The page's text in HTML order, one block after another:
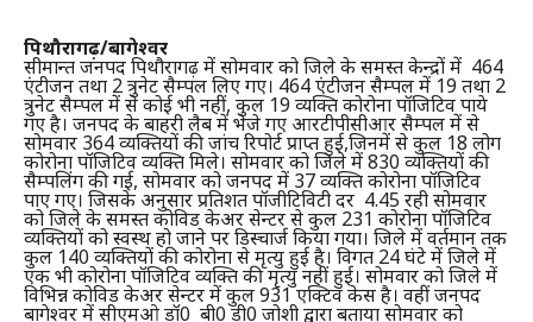
पिथौरागढ़/बागेश्वर
सीमान्त जनपद पिथौरागढ़ में सोमवार को जिले के समस्त केन्द्रों में 464
एंटीजन तथा 2 त्रुनेट सैम्पल लिए गए। 464 एंटीजन सैम्पल में 19 तथा 2
त्रुनेट सैम्पल में से कोई भी नहीं, कुल 19 व्यक्ति कोरोना पॉजिटिव पाये
गए है। जनपद के बाहरी लैब में भेजे गए आरटीपीसीआर सैम्पल में से
सोमवार 364 व्यक्तियों की जांच रिपोर्ट प्राप्त हुई,जिनमें से कुल 18 लोग
कोरोना पॉजिटिव व्यक्ति मिले। सोमवार को जिले में 830 व्यक्तियों की
सैम्पलिंग की गई, सोमवार को जनपद में 37 व्यक्ति कोरोना पॉजिटिव
पाए गए। जिसके अनुसार प्रतिशत पॉजीटिविटी दर 4.45 रही सोमवार
को जिले के समस्त कोविड केअर सेन्टर से कुल 231 कोरोना पॉजिटिव
व्यक्तियों को स्वस्थ हो जाने पर डिस्चार्ज किया गया। जिले में वर्तमान तक
कुल 140 व्यक्तियों की कोरोना से मृत्यु हुई है। विगत 24 घंटे में जिले में
एक भी कोरोना पॉजिटिव व्यक्ति की मृत्यु नहीं हुई। सोमवार को जिले में
विभिन्न कोविड केअर सेन्टर में कुल 931 एक्टिव केस है। वहीं जनपद
बागेश्वर में सीएमओ डॉ0 बी0 डी0 जोशी द्वारा बताया सोमवार को